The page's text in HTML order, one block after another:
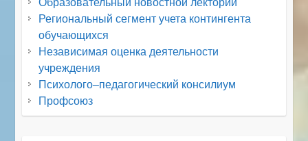
Образовательный новостной лекторий
Региональный сегмент учета контингента
обучающихся
Независимая оценка деятельности
учреждения
Психолого–педагогический консилиум
Профсоюз